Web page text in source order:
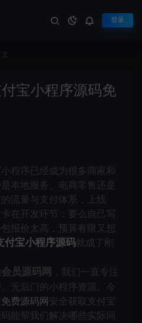
登录
文
宝小程序源码免
程序已经成为很多商家和
本地服务、电商零售还是
流量与支付体系，上线
在开发环节：要么自己写
报价太高，预算有限又想
付宝小程序源码就成了刚
会员源码网 ，我们一直专注
无后门的小程序资源。今
免费源码网安全获取支付宝
能帮我们解决哪些实际问